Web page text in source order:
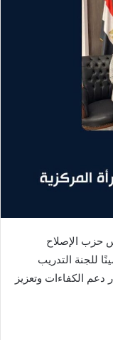
حزب الإصلاح
للجنة التدريب
دعم الكفاءات وتعزيز